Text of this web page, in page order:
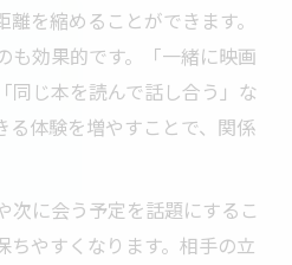
を縮めることができます。
も効果的です。「一緒に映画
同じ本を読んで話し合う」な
る体験を増やすことで、関係
次に会う予定を話題にするこ
ちやすくなります。相手の立